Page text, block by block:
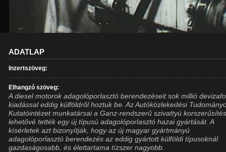
ADATLAP
Inzertszöveg:
Elhangzó szöveg:
A diesel motorok adagolóporlasztó berendezéseit sok millió
kiadással eddig külföldről hoztuk be. Az Autóközlekedési
Kutatóintézet munkatársai a Ganz-rendszerű szivattyú
lehetővé tették egy új típusú adagolóporlasztó hazai gyártását. A
kísérletek azt bizonyítják, hogy az új magyar gyártmányú
adagolóporlasztó berendezés az eddig gyártott külföldi típusoknál
gazdaságosabb, és élettartama tízszer nagyobb.